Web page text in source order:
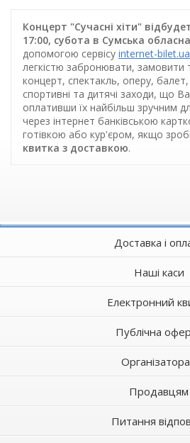
Концерт "Сучасні хіти"
17:00, субота в Сумська
допомогою сервісу internet-bilet.ua
легкістю забронювати, замовити
концерт, спектакль, оперу,
спортивні та дитячі заходи, що
оплативши їх найбільш зручним
через інтернет банківською
готівкою або кур'єром, якщо
квитка з доставкою.
Доставка і
Наші каси
Електронний
Публічна
Продавцям
Питання